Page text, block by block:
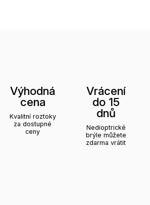
Výhodná
cena
Kvalitní roztoky
za dostupné
ceny
Vrácení
do 15
dnů
Nedioptrické
brýle můžete
zdarma vrátit